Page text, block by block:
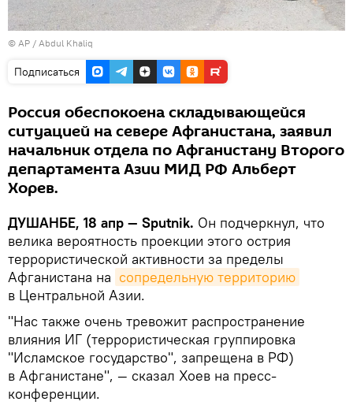
© AP / Abdul Khaliq
Подписаться
Россия обеспокоена складывающейся
ситуацией на севере Афганистана, заявил
начальник отдела по Афганистану Второго
департамента Азии МИД РФ Альберт
Хорев.
ДУШАНБЕ, 18 апр — Sputnik. Он подчеркнул, что
велика вероятность проекции этого острия
террористической активности за пределы
Афганистана на сопредельную территорию
в Центральной Азии.
"Нас также очень тревожит распространение
влияния ИГ (террористическая группировка
"Исламское государство", запрещена в РФ)
в Афганистане", — сказал Хоев на пресс-
конференции.